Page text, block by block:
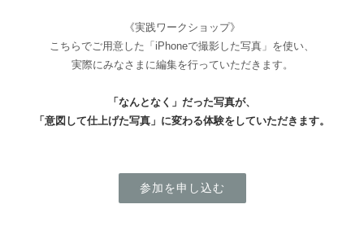
《実践ワークショップ》
こちらでご用意した「iPhoneで撮影した写真」を使い、
実際にみなさまに編集を行っていただきます。
「なんとなく」だった写真が、
「意図して仕上げた写真」に変わる体験をしていただきます。
参加を申し込む